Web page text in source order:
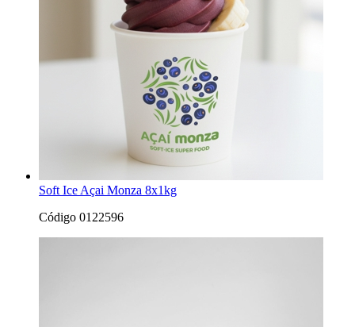
Soft Ice Açai Monza 8x1kg
Código 0122596